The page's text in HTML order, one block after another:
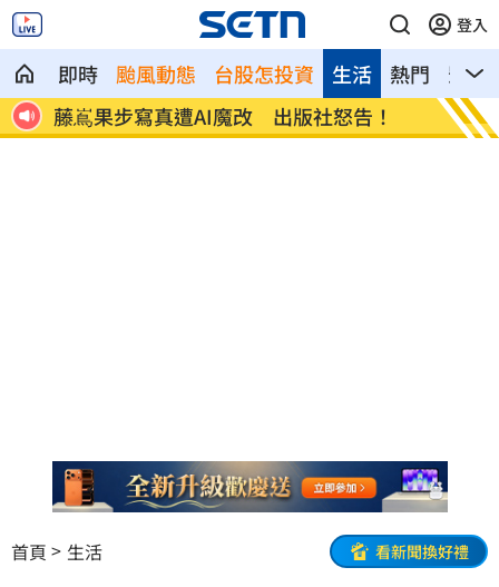
登入
即時 颱風動態 台股怎投資 熱門 影音
生活
連三個月CPI破通膨線 央行政策走勢曝 三峽
首頁 生活 看新聞換好禮